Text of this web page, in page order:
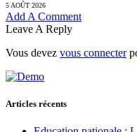
5 AOÛT 2026
Add A Comment
Leave A Reply
Vous devez vous connecter
Articles récents